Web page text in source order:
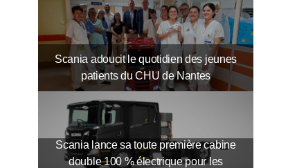
Scania adoucit le quotidien des jeunes
patients du CHU de Nantes
Scania lance sa toute première cabine
double 100 % électrique pour les